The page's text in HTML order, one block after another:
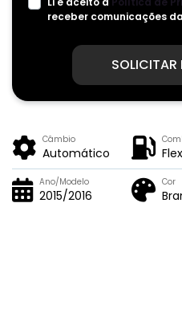
receber comunicações
SOLICITAR
Câmbio
Automático Flex
Ano/Modelo
2015/2016
Cor